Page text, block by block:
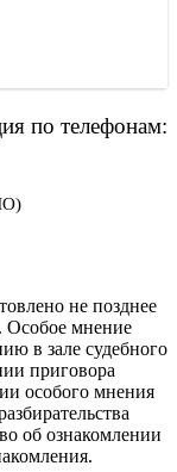
по телефонам:
не позднее
Особое мнение
в зале судебного
приговора
особого мнения
об ознакомлении